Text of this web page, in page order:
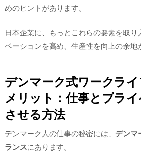
めのヒントがあります。
日本企業に、もっとこれらの要素を取り
ベーションを高め、生産性を向上の余地
デンマーク式ワークラ
メリット：仕事とプラ
させる方法
デンマーク人の仕事の秘密には、 デンマ
ランスにあります。